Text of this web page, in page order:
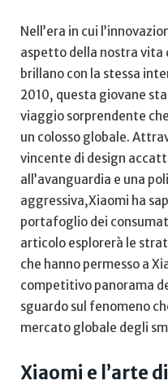
Nell’era in cui
aspetto ⁢della nostra vita
brillano con la stessa
2010,‍ questa⁤ giovane
viaggio‌ sorprendente
un colosso ⁣globale.
vincente di design
all’avanguardia e una
aggressiva,Xiaomi ha
portafoglio dei
articolo esplorerà le
che hanno permesso a
⁣competitivo panorama
sguardo sul fenomeno
mercato globale degli
Xiaomi e l’arte